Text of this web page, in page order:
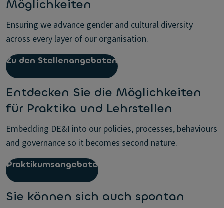
Möglichkeiten
Ensuring we advance gender and cultural diversity
across every layer of our organisation.
Zu den Stellenangeboten
Entdecken Sie die Möglichkeiten
für Praktika und Lehrstellen
Embedding DE&I into our policies, processes, behaviours
and governance so it becomes second nature.
Praktikumsangebote
Sie können sich auch spontan